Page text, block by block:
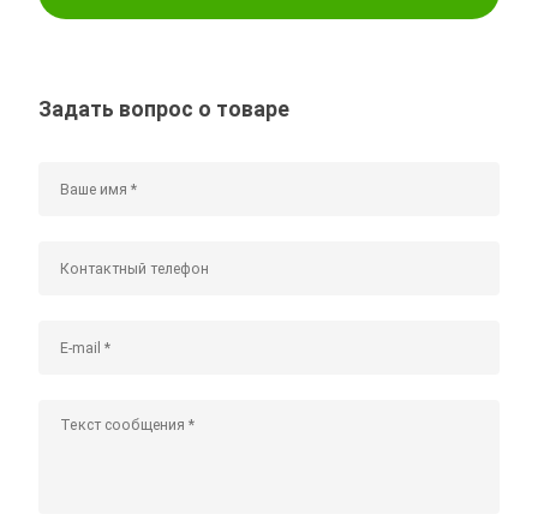
Задать вопрос о товаре